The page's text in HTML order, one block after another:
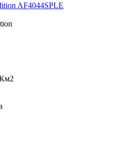
AF4044SPLE